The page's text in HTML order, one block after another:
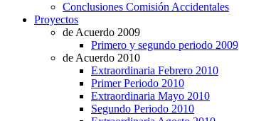
Conclusiones Comisión Accidentales
Proyectos
de Acuerdo 2009
Primero y segundo periodo 2009
de Acuerdo 2010
Extraordinaria Febrero 2010
Primer Periodo 2010
Extraordinaria Mayo 2010
Segundo Periodo 2010